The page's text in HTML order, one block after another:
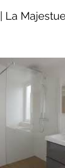
| La